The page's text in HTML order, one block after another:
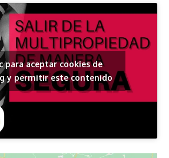
para aceptar cookies de
y permitir este contenido